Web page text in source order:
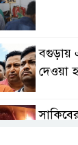
বগুড়ায়
দেওয়া